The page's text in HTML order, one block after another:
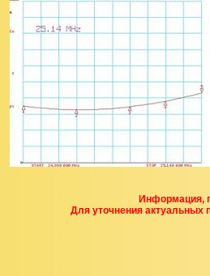
Информация,
Для уточнения актуальных